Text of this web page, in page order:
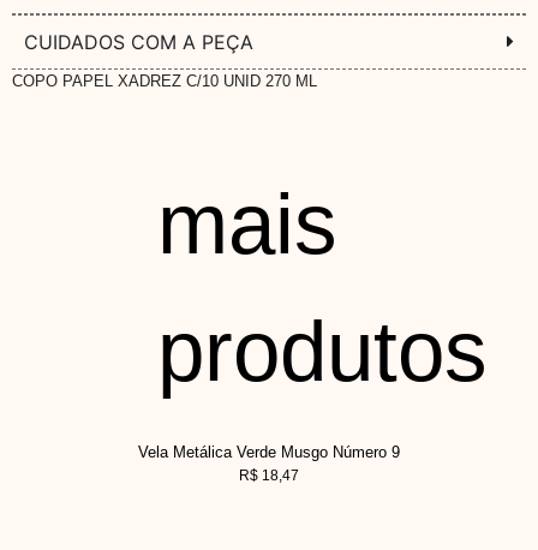
CUIDADOS COM A PEÇA
COPO PAPEL XADREZ C/10 UNID 270 ML
mais
produtos
Vela Metálica Verde Musgo Número 9
R$ 18,47